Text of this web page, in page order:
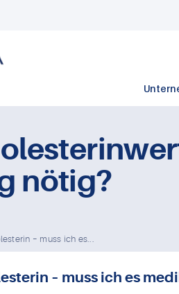
nötig?
– muss ich es...
– muss ich es